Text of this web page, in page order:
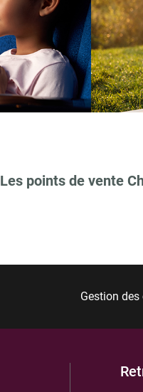
Les points de vente
Gestion